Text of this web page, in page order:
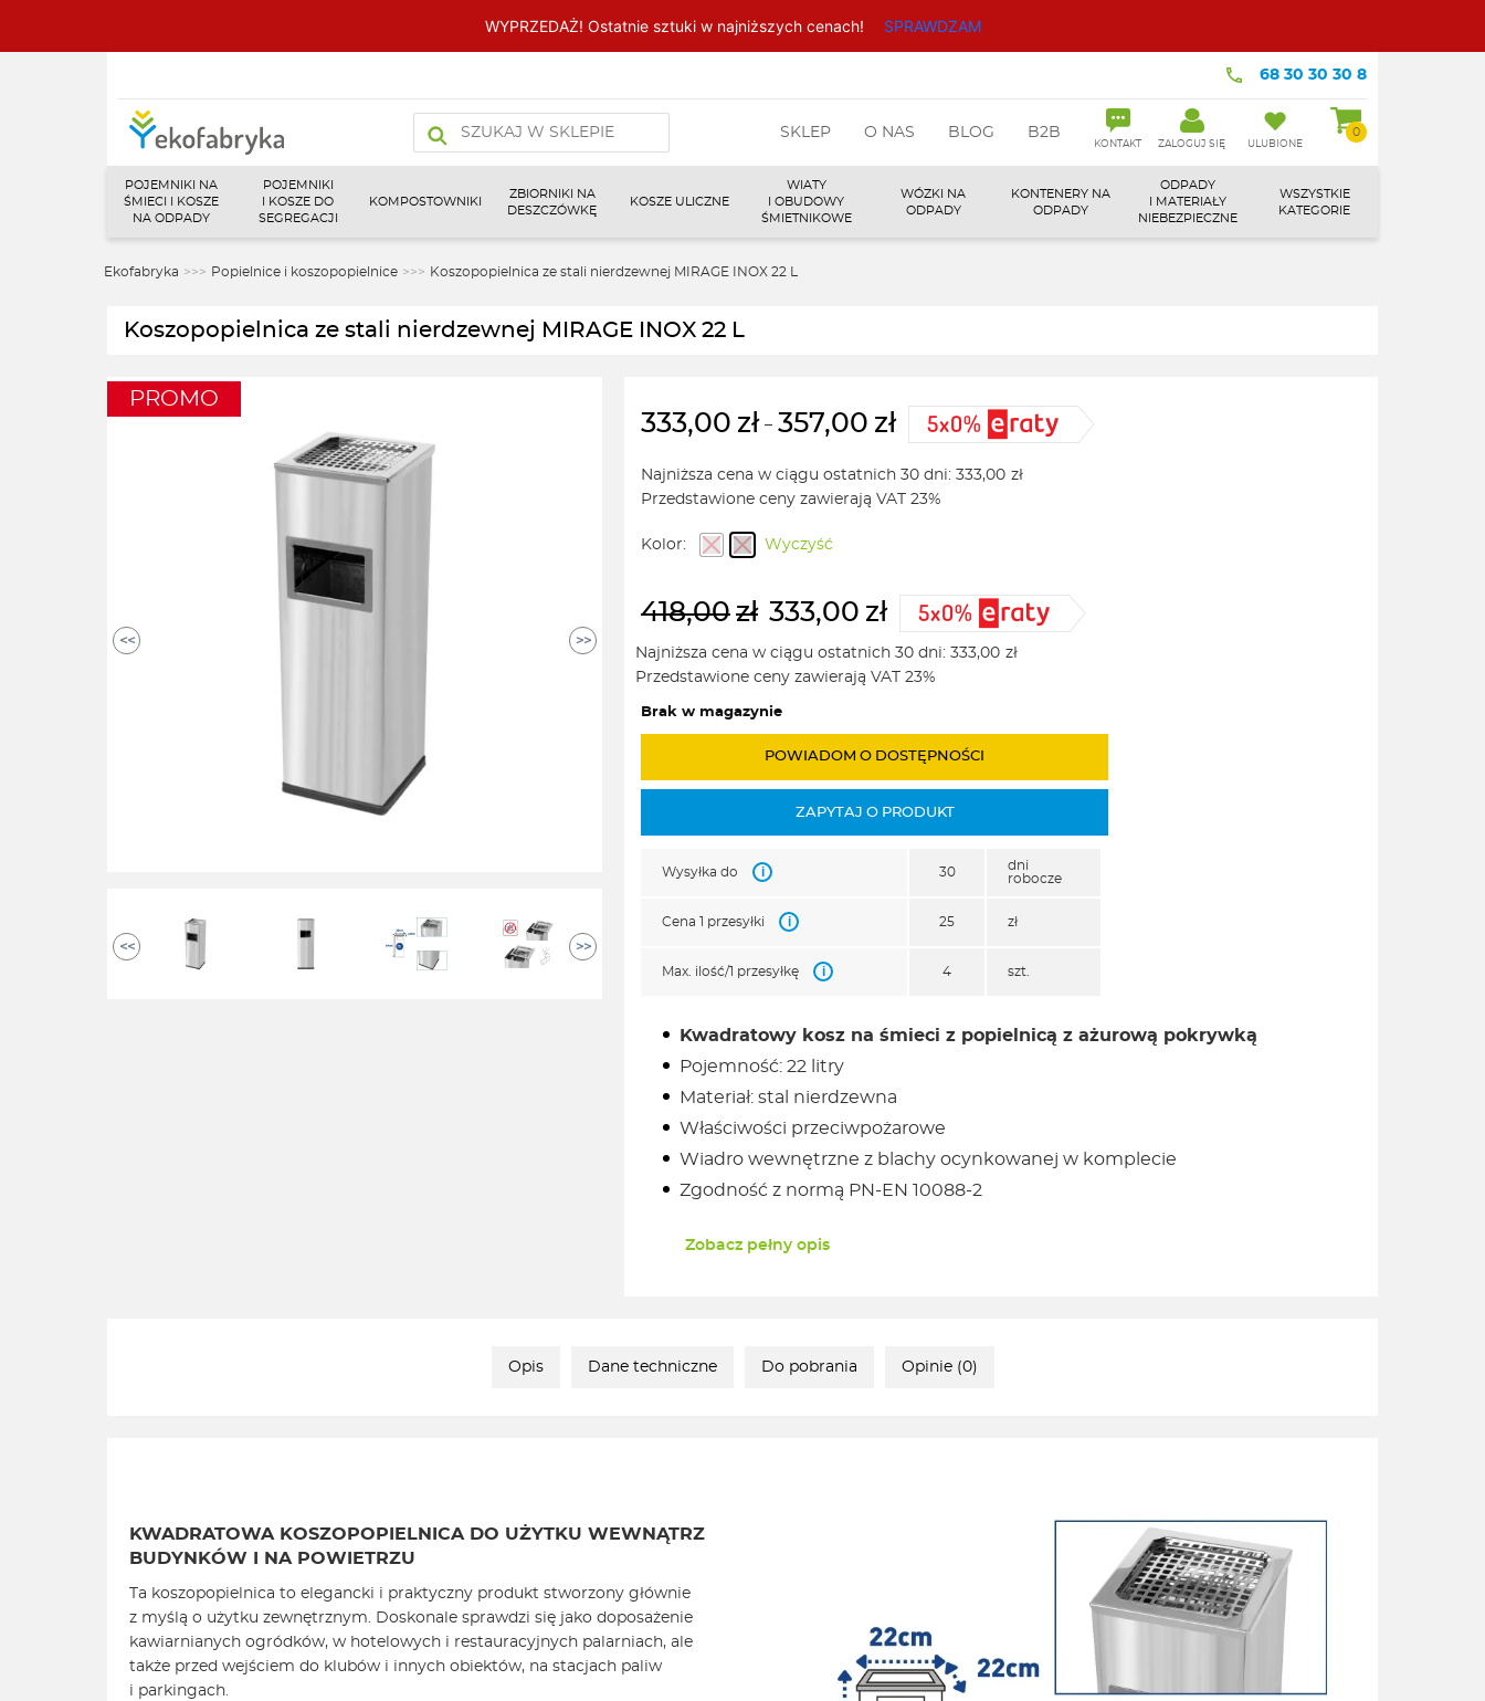
WYPRZEDAŻ! Ostatnie sztuki w najniższych cenach! SPRAWDZAM
68 30 30 30 8
produktów
SKLEP O NAS BLOG B2B
KONTAKT ZALOGUJ SIĘ ULUBIONE
0
POJEMNIKI NA
ŚMIECI I KOSZE
NA ODPADY
POJEMNIKI
I KOSZE DO
SEGREGACJI
KOMPOSTOWNIKI
ZBIORNIKI NA
DESZCZÓWKĘ
KOSZE ULICZNE
WIATY
I OBUDOWY
ŚMIETNIKOWE
WÓZKI NA
ODPADY
KONTENERY NA
ODPADY
ODPADY
I MATERIAŁY
NIEBEZPIECZNE
WSZYSTKIE
KATEGORIE
Ekofabryka >>> Popielnice i koszopopielnice >>> Koszopopielnica ze stali nierdzewnej MIRAGE INOX 22 L
Koszopopielnica ze stali nierdzewnej MIRAGE INOX 22 L
PROMO
<< >>
<< >>
333,00 zł – 357,00 zł
Zakres
od
333,00zł
Najniższa cena w ciągu ostatnich 30 dni: 333,00 zł
Przedstawione ceny zawierają VAT 23%
Kolor: Wyczyść
418,00 zł
Pierwotna
cena
333,00 zł
Aktualna
cena
Najniższa cena w ciągu ostatnich 30 dni: 333,00 zł
Przedstawione ceny zawierają VAT 23%
Brak w magazynie
POWIADOM O DOSTĘPNOŚCI
ZAPYTAJ O PRODUKT
Wysyłka do i 30
dni
robocze
Cena 1 przesyłki i 25 zł
Max. ilość/1 przesyłkę i 4 szt.
Kwadratowy kosz na śmieci z popielnicą z ażurową pokrywką
Pojemność: 22 litry
Materiał: stal nierdzewna
Właściwości przeciwpożarowe
Wiadro wewnętrzne z blachy ocynkowanej w komplecie
Zgodność z normą PN-EN 10088-2
Zobacz pełny opis
Opis Dane techniczne Do pobrania Opinie (0)
KWADRATOWA KOSZOPOPIELNICA DO UŻYTKU WEWNĄTRZ
BUDYNKÓW I NA POWIETRZU
Ta koszopopielnica to elegancki i praktyczny produkt stworzony głównie
z myślą o użytku zewnętrznym. Doskonale sprawdzi się jako doposażenie
kawiarnianych ogródków, w hotelowych i restauracyjnych palarniach, ale
także przed wejściem do klubów i innych obiektów, na stacjach paliw
i parkingach.